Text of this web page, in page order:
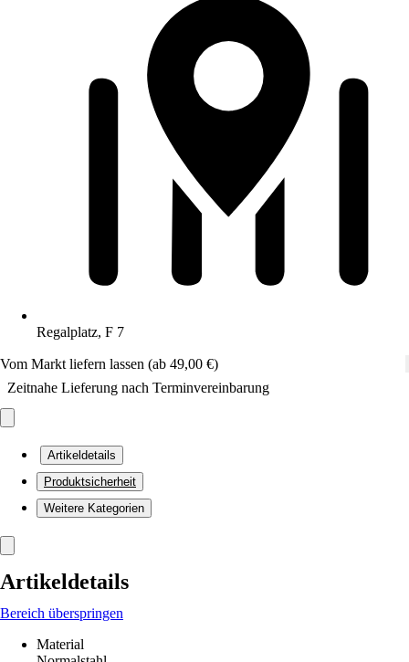
Regalplatz, F 7
Vom Markt liefern lassen (ab 49,00 €)
Zeitnahe Lieferung nach Terminvereinbarung
Artikeldetails
Produktsicherheit
Weitere Kategorien
Artikeldetails
Bereich überspringen
Material